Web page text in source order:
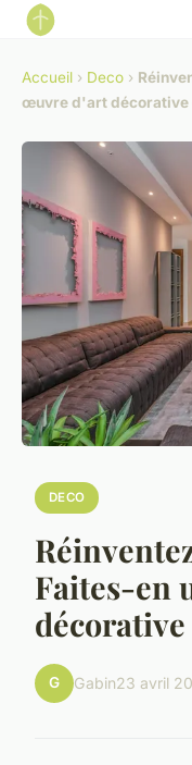
Accueil › Deco ›
œuvre d'art décorative
DECO
Faites-en
G Gabin23 avril